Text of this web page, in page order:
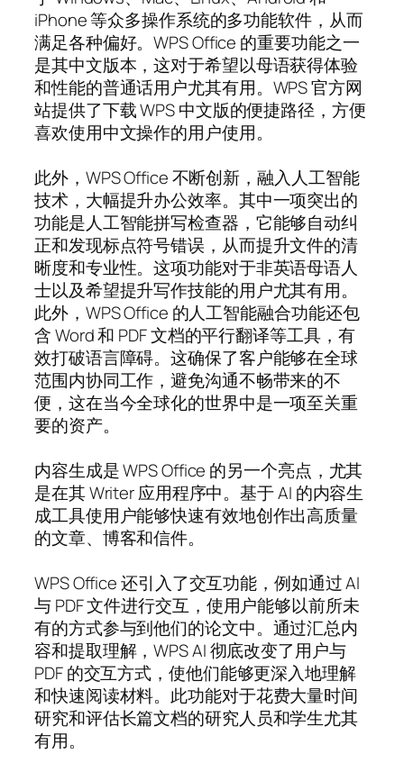
iPhone 等众多操作系统的多功能软件，从而
满足各种偏好。WPS Office 的重要功能之一
是其中文版本，这对于希望以母语获得体验
和性能的普通话用户尤其有用。WPS 官方网
站提供了下载 WPS 中文版的便捷路径，方便
喜欢使用中文操作的用户使用。
此外，WPS Office 不断创新，融入人工智能
技术，大幅提升办公效率。其中一项突出的
功能是人工智能拼写检查器，它能够自动纠
正和发现标点符号错误，从而提升文件的清
晰度和专业性。这项功能对于非英语母语人
士以及希望提升写作技能的用户尤其有用。
此外，WPS Office 的人工智能融合功能还包
含 Word 和 PDF 文档的平行翻译等工具，有
效打破语言障碍。这确保了客户能够在全球
范围内协同工作，避免沟通不畅带来的不
便，这在当今全球化的世界中是一项至关重
要的资产。
内容生成是 WPS Office 的另一个亮点，尤其
是在其 Writer 应用程序中。基于 AI 的内容生
成工具使用户能够快速有效地创作出高质量
的文章、博客和信件。
WPS Office 还引入了交互功能，例如通过 AI
与 PDF 文件进行交互，使用户能够以前所未
有的方式参与到他们的论文中。通过汇总内
容和提取理解，WPS AI 彻底改变了用户与
PDF 的交互方式，使他们能够更深入地理解
和快速阅读材料。此功能对于花费大量时间
研究和评估长篇文档的研究人员和学生尤其
有用。